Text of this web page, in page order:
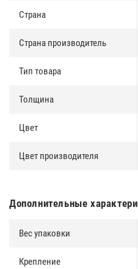
Страна
Страна производитель
Тип товара
Толщина
Цвет
Цвет производителя
Дополнительные
Вес упаковки
Крепление